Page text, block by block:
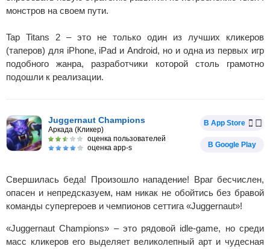
монстров на своем пути.
Tap Titans 2 – это не только один из лучших кликеров
(таперов) для iPhone, iPad и Android, но и одна из первых игр
подобного жанра, разработчики которой столь грамотно
подошли к реализации.
Juggernaut Champions
Аркада (Кликер)
оценка пользователей
оценка app-s
В App Store
В Google Play
Свершилась беда! Произошло нападение! Враг бесчислен,
опасен и непредсказуем, нам никак не обойтись без бравой
команды супергероев и чемпионов сеттига «Juggernaut»!
«Juggernaut Champions» – это рядовой idle-game, но среди
масс кликеров его выделяет великолепный арт и чудесная